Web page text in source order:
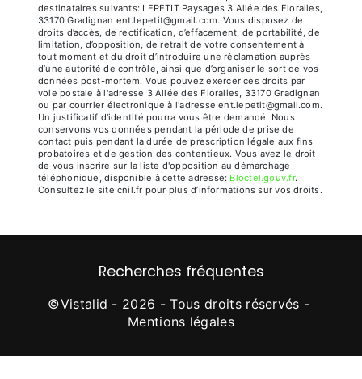
destinataires suivants: LEPETIT Paysages 3 Allée des Floralies,
33170 Gradignan ent.lepetit@gmail.com. Vous disposez de
droits d’accès, de rectification, d’effacement, de portabilité, de
limitation, d’opposition, de retrait de votre consentement à
tout moment et du droit d’introduire une réclamation auprès
d’une autorité de contrôle, ainsi que d’organiser le sort de vos
données post-mortem. Vous pouvez exercer ces droits par
voie postale à l'adresse 3 Allée des Floralies, 33170 Gradignan
ou par courrier électronique à l'adresse ent.lepetit@gmail.com.
Un justificatif d'identité pourra vous être demandé. Nous
conservons vos données pendant la période de prise de
contact puis pendant la durée de prescription légale aux fins
probatoires et de gestion des contentieux. Vous avez le droit
de vous inscrire sur la liste d'opposition au démarchage
téléphonique, disponible à cette adresse:
Bloctel.gouv.fr.
Consultez le site cnil.fr pour plus d’informations sur vos droits.
Recherches fréquentes
©Vistalid - 2026 - Tous droits réservés -
Mentions légales